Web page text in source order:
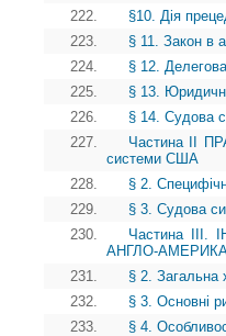
222.
§10. Дія
223.
§ 11. Закон в
224.
§ 12.
225.
§ 13.
226.
§ 14. Судова
227.
Частина II
системи США
228.
§ 2.
229.
§ 3. Судова
230.
Частина
АНГЛО-
231.
§ 2. Загальна
232.
§ 3. Основні
233.
§ 4.